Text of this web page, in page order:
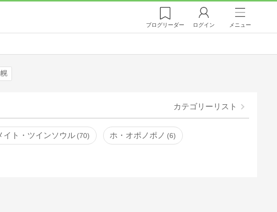
ブログリーダー ログイン メニュー
カテゴリーリスト
イト・ツインソウル 70 ホ・オポノポノ 6